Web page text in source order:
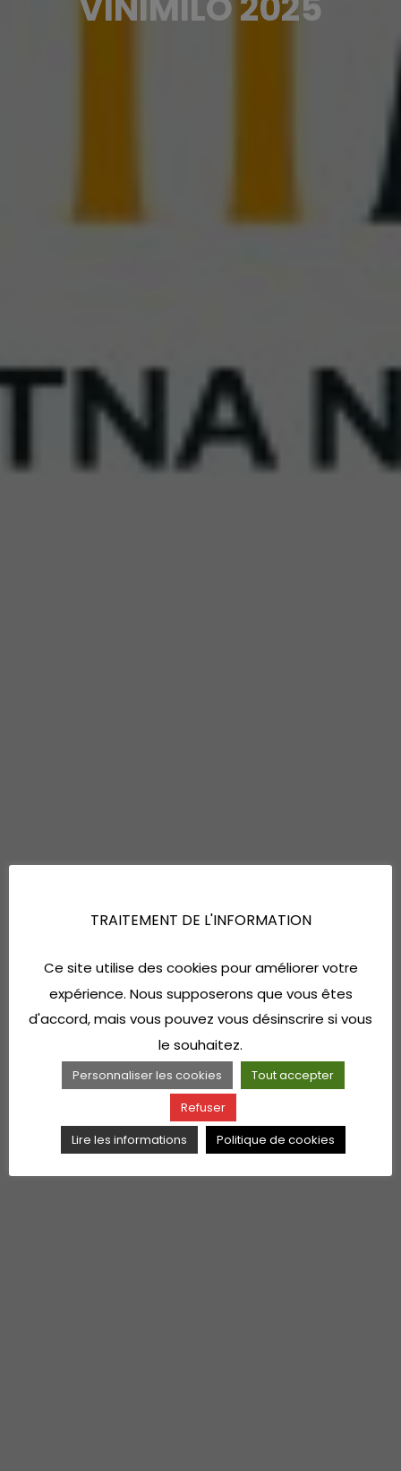
TRAITEMENT DE L'INFORMATION
Ce site utilise des cookies pour améliorer votre
expérience. Nous supposerons que vous êtes
d'accord, mais vous pouvez vous désinscrire si vous
le souhaitez.
Personnaliser les cookies
Tout accepter
Refuser
Lire les informations
Politique de cookies